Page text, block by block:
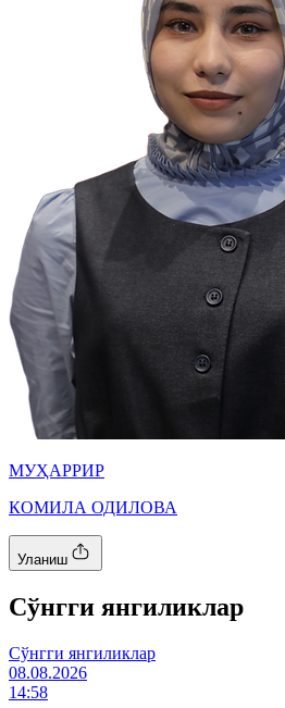
МУҲАРРИР
КОМИЛА ОДИЛОВА
Уланиш
Cўнгги янгиликлар
Cўнгги янгиликлар
08.08.2026
14:58